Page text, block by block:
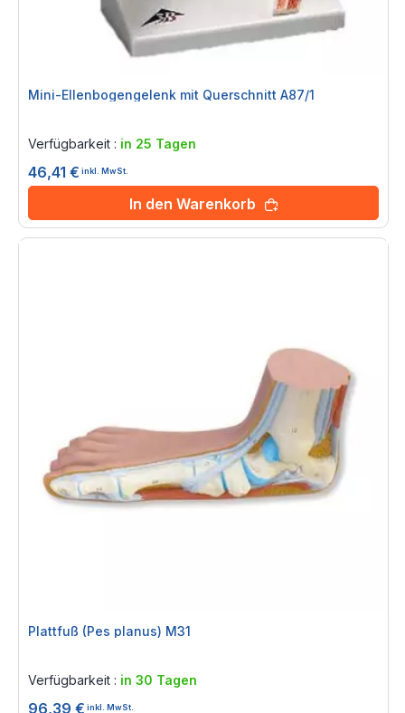
Mini-Ellenbogengelenk mit Querschnitt A87/1
Verfügbarkeit : in 25 Tagen
46,41 € inkl. MwSt.
In den Warenkorb
Plattfuß (Pes planus) M31
Verfügbarkeit : in 30 Tagen
96,39 € inkl. MwSt.